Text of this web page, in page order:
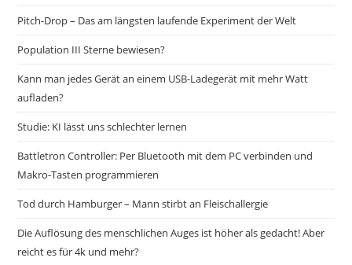
Pitch-Drop – Das am längsten laufende Experiment der Welt
Population III Sterne bewiesen?
Kann man jedes Gerät an einem USB-Ladegerät mit mehr Watt
aufladen?
Studie: KI lässt uns schlechter lernen
Battletron Controller: Per Bluetooth mit dem PC verbinden und
Makro-Tasten programmieren
Tod durch Hamburger – Mann stirbt an Fleischallergie
Die Auflösung des menschlichen Auges ist höher als gedacht! Aber
reicht es für 4k und mehr?